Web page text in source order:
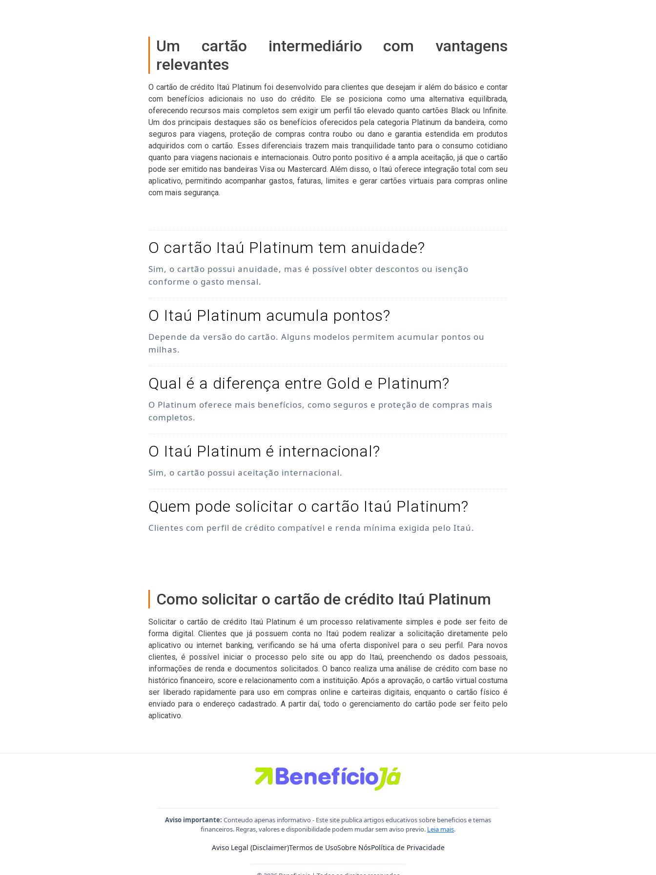
Um cartão intermediário com vantagens
relevantes
O cartão de crédito Itaú Platinum foi desenvolvido para clientes que desejam ir além do básico e contar
com benefícios adicionais no uso do crédito. Ele se posiciona como uma alternativa equilibrada,
oferecendo recursos mais completos sem exigir um perfil tão elevado quanto cartões Black ou Infinite.
Um dos principais destaques são os benefícios oferecidos pela categoria Platinum da bandeira, como
seguros para viagens, proteção de compras contra roubo ou dano e garantia estendida em produtos
adquiridos com o cartão. Esses diferenciais trazem mais tranquilidade tanto para o consumo cotidiano
quanto para viagens nacionais e internacionais. Outro ponto positivo é a ampla aceitação, já que o cartão
pode ser emitido nas bandeiras Visa ou Mastercard. Além disso, o Itaú oferece integração total com seu
aplicativo, permitindo acompanhar gastos, faturas, limites e gerar cartões virtuais para compras online
com mais segurança.
O cartão Itaú Platinum tem anuidade?
Sim, o cartão possui anuidade, mas é possível obter descontos ou isenção
conforme o gasto mensal.
O Itaú Platinum acumula pontos?
Depende da versão do cartão. Alguns modelos permitem acumular pontos ou
milhas.
Qual é a diferença entre Gold e Platinum?
O Platinum oferece mais benefícios, como seguros e proteção de compras mais
completos.
O Itaú Platinum é internacional?
Sim, o cartão possui aceitação internacional.
Quem pode solicitar o cartão Itaú Platinum?
Clientes com perfil de crédito compatível e renda mínima exigida pelo Itaú.
Como solicitar o cartão de crédito Itaú Platinum
Solicitar o cartão de crédito Itaú Platinum é um processo relativamente simples e pode ser feito de
forma digital. Clientes que já possuem conta no Itaú podem realizar a solicitação diretamente pelo
aplicativo ou internet banking, verificando se há uma oferta disponível para o seu perfil. Para novos
clientes, é possível iniciar o processo pelo site ou app do Itaú, preenchendo os dados pessoais,
informações de renda e documentos solicitados. O banco realiza uma análise de crédito com base no
histórico financeiro, score e relacionamento com a instituição. Após a aprovação, o cartão virtual costuma
ser liberado rapidamente para uso em compras online e carteiras digitais, enquanto o cartão físico é
enviado para o endereço cadastrado. A partir daí, todo o gerenciamento do cartão pode ser feito pelo
aplicativo.
Aviso importante: Conteudo apenas informativo - Este site publica artigos educativos sobre beneficios e temas
financeiros. Regras, valores e disponibilidade podem mudar sem aviso previo. Leia mais.
Aviso Legal (Disclaimer)Termos de UsoSobre NósPolítica de Privacidade